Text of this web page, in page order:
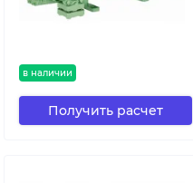
в наличии
Получить расчет